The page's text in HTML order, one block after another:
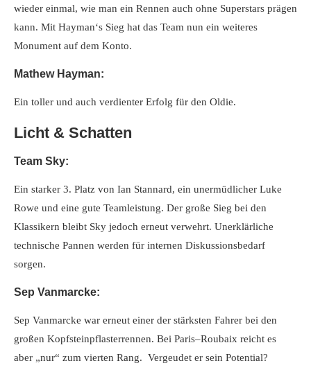
wieder einmal, wie man ein Rennen auch ohne Superstars prägen
kann. Mit Hayman‘s Sieg hat das Team nun ein weiteres
Monument auf dem Konto.
Mathew Hayman:
Ein toller und auch verdienter Erfolg für den Oldie.
Licht & Schatten
Team Sky:
Ein starker 3. Platz von Ian Stannard, ein unermüdlicher Luke
Rowe und eine gute Teamleistung. Der große Sieg bei den
Klassikern bleibt Sky jedoch erneut verwehrt. Unerklärliche
technische Pannen werden für internen Diskussionsbedarf
sorgen.
Sep Vanmarcke:
Sep Vanmarcke war erneut einer der stärksten Fahrer bei den
großen Kopfsteinpflasterrennen. Bei Paris–Roubaix reicht es
aber „nur“ zum vierten Rang. Vergeudet er sein Potential?